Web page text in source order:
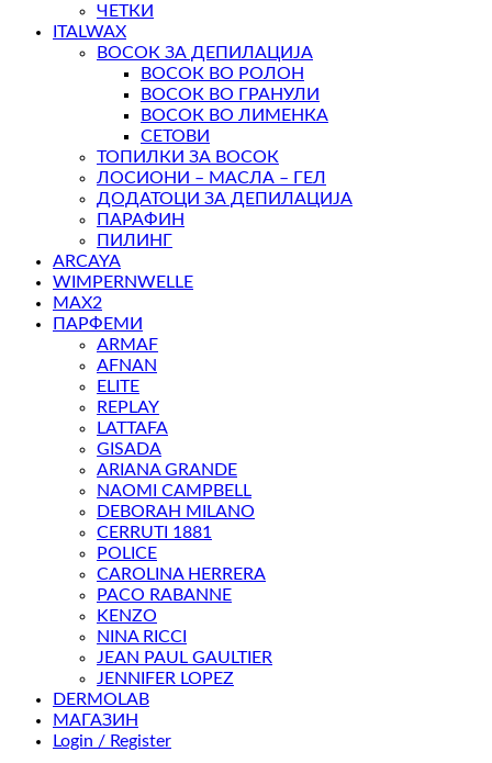
ЧЕТКИ
ITALWAX
ВОСОК ЗА ДЕПИЛАЦИЈА
ВОСОК ВО РОЛОН
ВОСОК ВО ГРАНУЛИ
ВОСОК ВО ЛИМЕНКА
СЕТОВИ
ТОПИЛКИ ЗА ВОСОК
ЛОСИОНИ – МАСЛА – ГЕЛ
ДОДАТОЦИ ЗА ДЕПИЛАЦИЈА
ПАРАФИН
ПИЛИНГ
ARCAYA
WIMPERNWELLE
MAX2
ПАРФЕМИ
ARMAF
AFNAN
ELITE
REPLAY
LATTAFA
GISADA
ARIANA GRANDE
NAOMI CAMPBELL
DEBORAH MILANO
CERRUTI 1881
POLICE
CAROLINA HERRERA
PACO RABANNE
KENZO
NINA RICCI
JEAN PAUL GAULTIER
JENNIFER LOPEZ
DERMOLAB
МАГАЗИН
Login / Register